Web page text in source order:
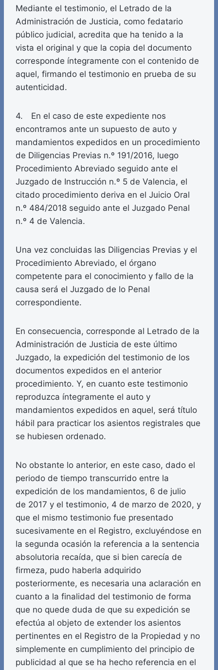
Mediante el testimonio, el Letrado de la
Administración de Justicia, como fedatario
público judicial, acredita que ha tenido a la
vista el original y que la copia del documento
corresponde íntegramente con el contenido de
aquel, firmando el testimonio en prueba de su
autenticidad.
4. En el caso de este expediente nos
encontramos ante un supuesto de auto y
mandamientos expedidos en un procedimiento
de Diligencias Previas n.º 191/2016, luego
Procedimiento Abreviado seguido ante el
Juzgado de Instrucción n.º 5 de Valencia, el
citado procedimiento deriva en el Juicio Oral
n.º 484/2018 seguido ante el Juzgado Penal
n.º 4 de Valencia.
Una vez concluidas las Diligencias Previas y el
Procedimiento Abreviado, el órgano
competente para el conocimiento y fallo de la
causa será el Juzgado de lo Penal
correspondiente.
En consecuencia, corresponde al Letrado de la
Administración de Justicia de este último
Juzgado, la expedición del testimonio de los
documentos expedidos en el anterior
procedimiento. Y, en cuanto este testimonio
reproduzca íntegramente el auto y
mandamientos expedidos en aquel, será título
hábil para practicar los asientos registrales que
se hubiesen ordenado.
No obstante lo anterior, en este caso, dado el
periodo de tiempo transcurrido entre la
expedición de los mandamientos, 6 de julio
de 2017 y el testimonio, 4 de marzo de 2020, y
que el mismo testimonio fue presentado
sucesivamente en el Registro, excluyéndose en
la segunda ocasión la referencia a la sentencia
absolutoria recaída, que si bien carecía de
firmeza, pudo haberla adquirido
posteriormente, es necesaria una aclaración en
cuanto a la finalidad del testimonio de forma
que no quede duda de que su expedición se
efectúa al objeto de extender los asientos
pertinentes en el Registro de la Propiedad y no
simplemente en cumplimiento del principio de
publicidad al que se ha hecho referencia en el